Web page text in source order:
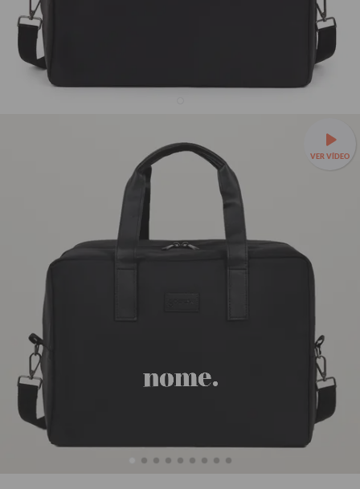
VER VÍDEO
nome.
Bolsa Joy Pro - Fancy Name
R$379,90
✈️Leve, prática e feita para embarcar com você —
Bolsa Joy a
partir de R$279,90 + Mimo!
🌟Organização interna para cada
item da viagem.
R$299,90 R$319,90 R$319,90
Vinho
R$319,90